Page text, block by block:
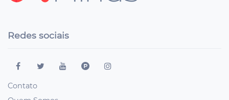
Redes sociais
Contato